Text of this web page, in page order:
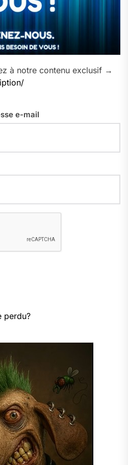
à notre contenu exclusif →
e-mail
perdu?